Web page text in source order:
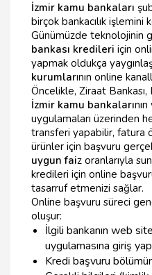
İzmir kamu bankaları
birçok bankacılık
Günümüzde teknolojinin
bankası kredileri için
yapmak oldukça
kurumlarının online
Öncelikle, Ziraat
İzmir kamu bankaları
uygulamaları üzerinden
transferi yapabilir, fatura
ürünler için başvuru
uygun faiz oranlarıyla
kredileri için online
tasarruf etmenizi sağlar.
Online başvuru süreci
oluşur:
İlgili bankanın web
uygulamasına giriş
Kredi başvuru